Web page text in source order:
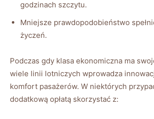
godzinach ⁣szczytu.
Mniejsze prawdopodobieństwo
życzeń.
Podczas ⁣gdy​ klasa ekonomiczna ma
wiele linii lotniczych wprowadza
komfort pasażerów. W niektórych
dodatkową⁤ opłatą skorzystać⁢ z: